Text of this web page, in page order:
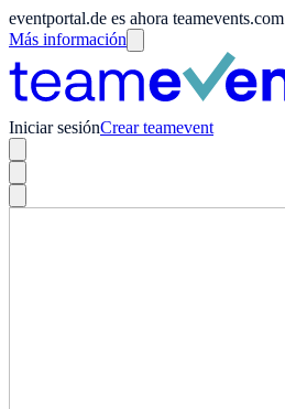
eventportal.de es ahora teamevents.com
Más información
Iniciar sesiónCrear teamevent